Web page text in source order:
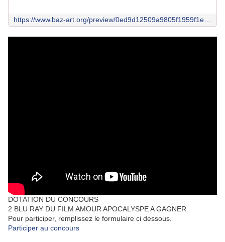
DOTATION DU CONCOURS
2 BLU RAY DU FILM AMOUR APOCALYSPE A GAGNER
Pour participer, remplissez le formulaire ci dessous.
Participer au concours